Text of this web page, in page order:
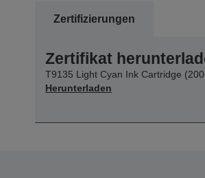
Zertifizierungen
Zertifikat
T9135 Light Cyan Ink Cartridge
Herunterladen